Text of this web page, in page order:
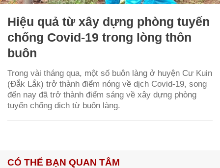
Hiệu quả từ xây dựng phòng tuyến
chống Covid-19 trong lòng thôn
buôn
Trong vài tháng qua, một số buôn làng ở huyện Cư Kuin
(Đắk Lắk) trở thành điểm nóng về dịch Covid-19, song
đến nay đã trở thành điểm sáng về xây dựng phòng
tuyến chống dịch từ buôn làng.
CÓ THỂ BẠN QUAN TÂM